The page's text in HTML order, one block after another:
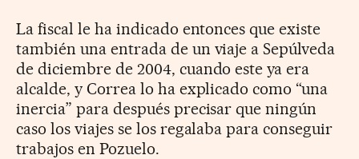
La fiscal le ha indicado entonces que existe
también una entrada de un viaje a Sepúlveda
de diciembre de 2004, cuando este ya era
alcalde, y Correa lo ha explicado como “una
inercia” para después precisar que ningún
caso los viajes se los regalaba para conseguir
trabajos en Pozuelo.